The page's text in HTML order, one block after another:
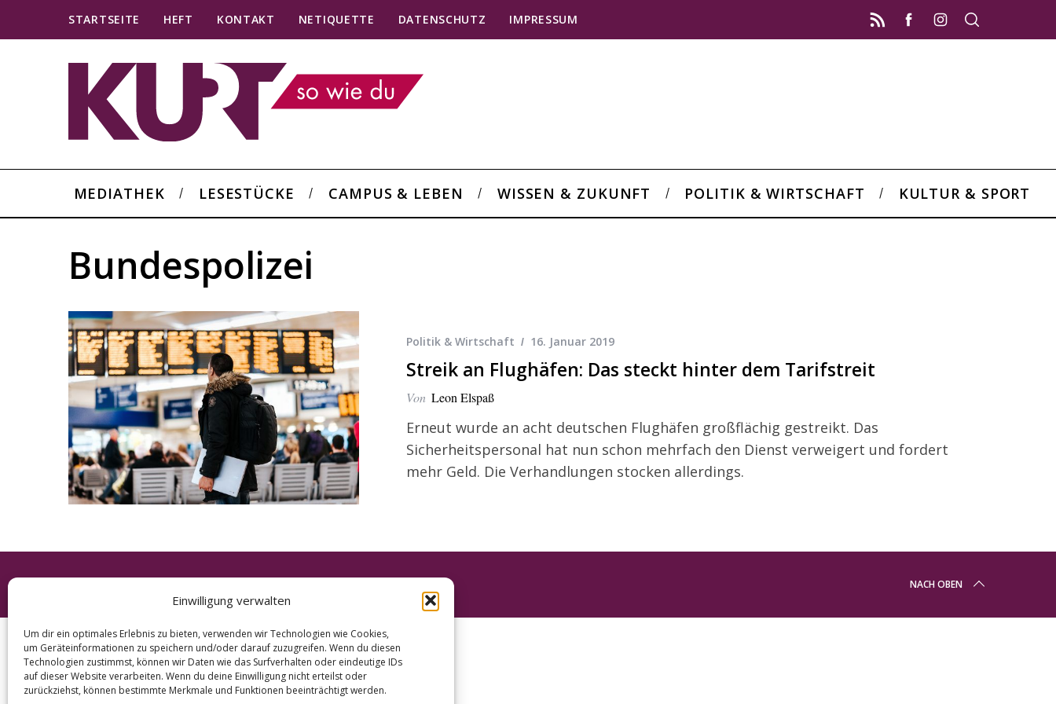
Einwilligung verwalten
Um dir ein optimales Erlebnis zu bieten, verwenden wir Technologien wie Cookies,
um Geräteinformationen zu speichern und/oder darauf zuzugreifen. Wenn du diesen
Technologien zustimmst, können wir Daten wie das Surfverhalten oder eindeutige IDs
auf dieser Website verarbeiten. Wenn du deine Einwilligung nicht erteilst oder
zurückziehst, können bestimmte Merkmale und Funktionen beeinträchtigt werden.
STARTSEITE HEFT KONTAKT NETIQUETTE DATENSCHUTZ IMPRESSUM
MEDIATHEK LESESTÜCKE CAMPUS & LEBEN WISSEN & ZUKUNFT POLITIK & WIRTSCHAFT KULTUR & SPORT
Bundespolizei
Politik & Wirtschaft 16. Januar 2019
Streik an Flughäfen: Das steckt hinter dem Tarifstreit
Von Leon Elspaß
Erneut wurde an acht deutschen Flughäfen großflächig gestreikt. Das
Sicherheitspersonal hat nun schon mehrfach den Dienst verweigert und fordert
mehr Geld. Die Verhandlungen stocken allerdings.
NACH OBEN
S
e
a
r
c
h
f
o
r
: